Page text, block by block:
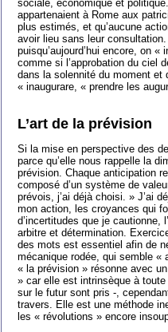
sociale, économique et
appartenaient à Rome aux
plus estimés, et qu’aucune
avoir lieu sans leur
puisqu’aujourd’hui encore, on
comme si l’approbation du ciel
dans la solennité du moment et
« inaugurare, « prendre les
L’art de la prévision
Si la mise en perspective des
parce qu’elle nous rappelle la
prévision. Chaque anticipation
composé d’un système de
prévois, j’ai déjà choisi. » J’ai
mon action, les croyances qui
d’incertitudes que je cautionne,
arbitre et détermination.
des mots est essentiel afin de
mécanique rodée, qui semble «
« la prévision » résonne avec
» car elle est intrinsèque à
sur le futur sont pris -,
travers. Elle est une méthode
les « révolutions » encore